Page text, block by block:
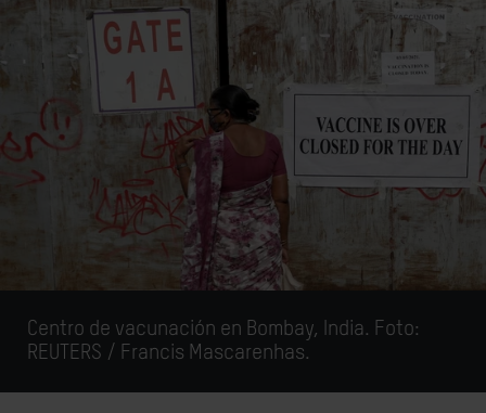
Centro de vacunación en Bombay, India. Foto:
REUTERS / Francis Mascarenhas.